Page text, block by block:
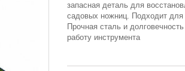
запасная деталь для
садовых ножниц. Подходит
Прочная сталь и
работу инструмента